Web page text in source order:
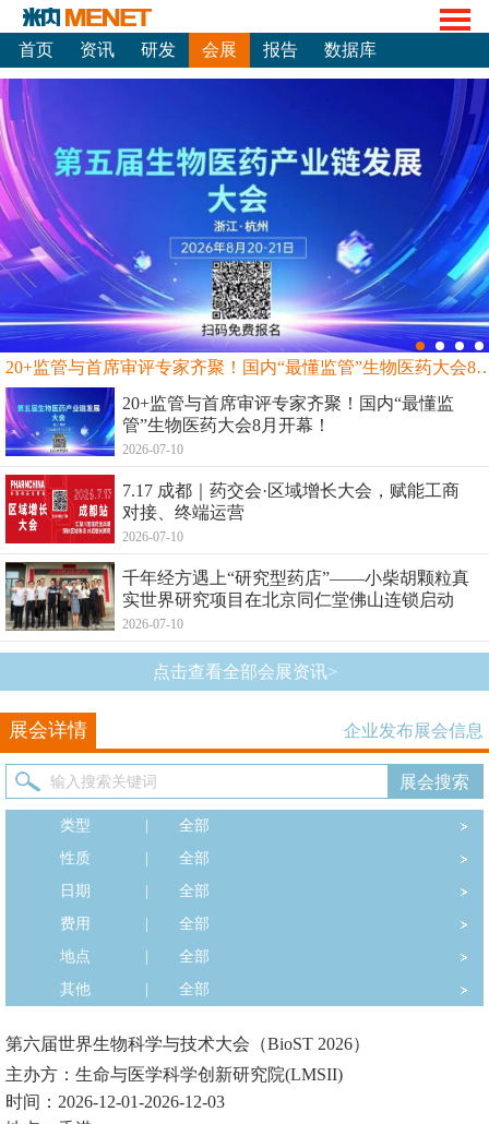
首页 资讯 研发 会展 报告 数据库
20+监管与首席审评专家齐聚！国内“最
20+监管与首席审评专家齐聚！国内“最懂监
管”生物医药大会8月开幕！
2026-07-10
7.17 成都｜药交会·区域增长大会，赋能工商
对接、终端运营
2026-07-10
千年经方遇上“研究型药店”——小柴胡颗粒真
实世界研究项目在北京同仁堂佛山连锁启动
2026-07-10
点击查看全部会展资讯>
展会详情 企业发布展会信息
类型
全部
性质
全部
日期
全部
费用
全部
地点
全部
其他
全部
第六届世界生物科学与技术大会（BioST 2026）
主办方：生命与医学科学创新研究院(LMSII)
时间：2026-12-01-2026-12-03